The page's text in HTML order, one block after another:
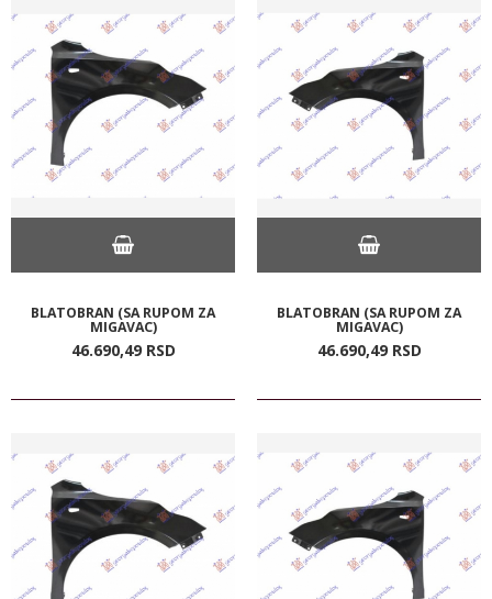
BLATOBRAN (SA RUPOM ZA
MIGAVAC)
46.690,49 RSD
BLATOBRAN (SA RUPOM ZA
MIGAVAC)
46.690,49 RSD